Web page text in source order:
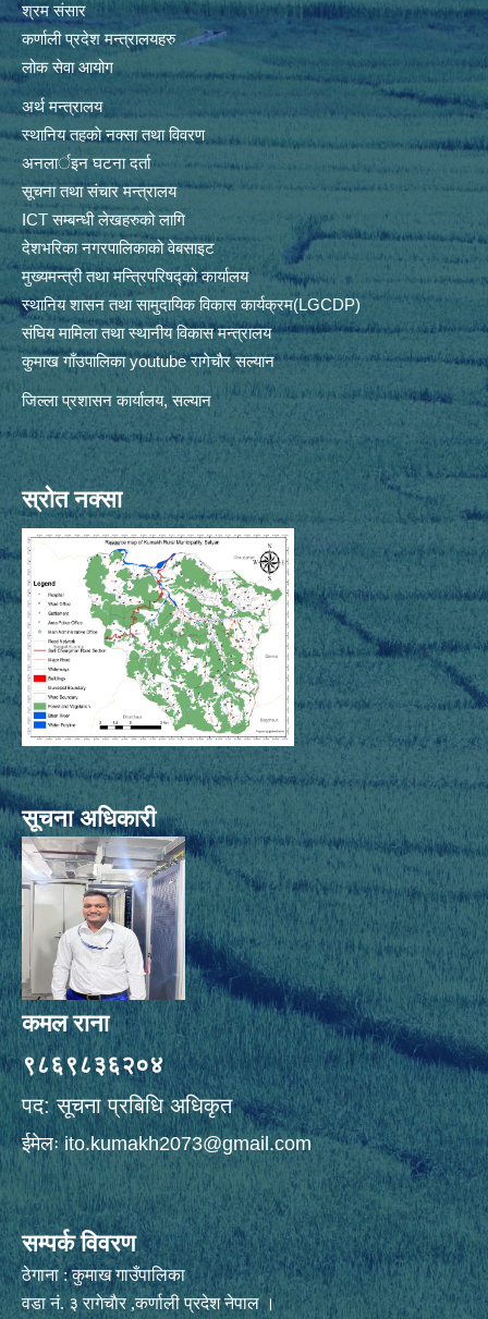
श्रम संसार
कर्णाली प्रदेश मन्त्रालयहरु
लोक सेवा आयोग
अर्थ मन्त्रालय
स्थानिय तहकाे नक्सा तथा विवरण
अनलार्इन घटना दर्ता
सूचना तथा संचार मन्त्रालय
ICT सम्बन्धी लेखहरुको लागि
देशभरिका नगरपालिकाको वेबसाइट
मुख्यमन्त्री तथा मन्त्रिपरिषद्को कार्यालय
स्थानिय शासन तथा सामुदायिक विकास कार्यक्रम(LGCDP)
संघिय मामिला तथा स्थानीय विकास मन्त्रालय
कुमाख गाँउपालिका youtube रागेचाैर सल्यान
जिल्ला प्रशासन कार्यालय, सल्यान
स्रोत नक्सा
सूचना अधिकारी
कमल राना
९८६९८३६२०४
पद: सूचना प्रबिधि अधिकृत
ईमेलःito.kumakh2073@gmail.com
सम्पर्क विवरण
ठेगाना : कुमाख गाउँपालिका
वडा नं. ३ रागेचाैर ,कर्णाली प्रदेश नेपाल ।